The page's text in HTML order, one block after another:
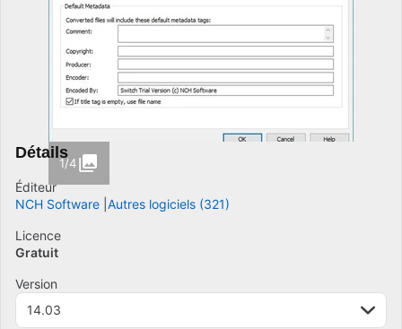
1/4
Détails
Éditeur
NCH Software Autres logiciels (321)
Licence
Gratuit
Version
14.03